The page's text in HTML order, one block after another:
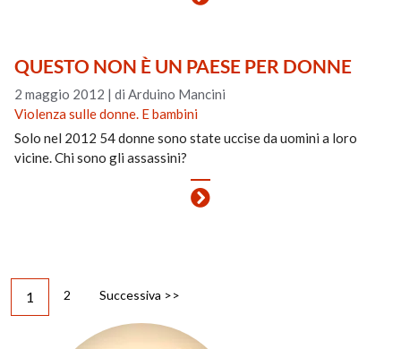
QUESTO NON È UN PAESE PER DONNE
2 maggio 2012 |di Arduino Mancini
Violenza sulle donne. E bambini
Solo nel 2012 54 donne sono state uccise da uomini a loro
vicine. Chi sono gli assassini?
1 2 Successiva >>